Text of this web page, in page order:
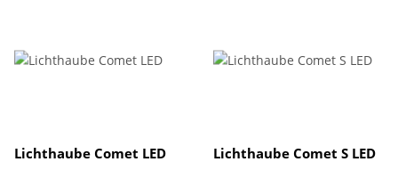
Lichthaube Comet LED Lichthaube Comet S LED